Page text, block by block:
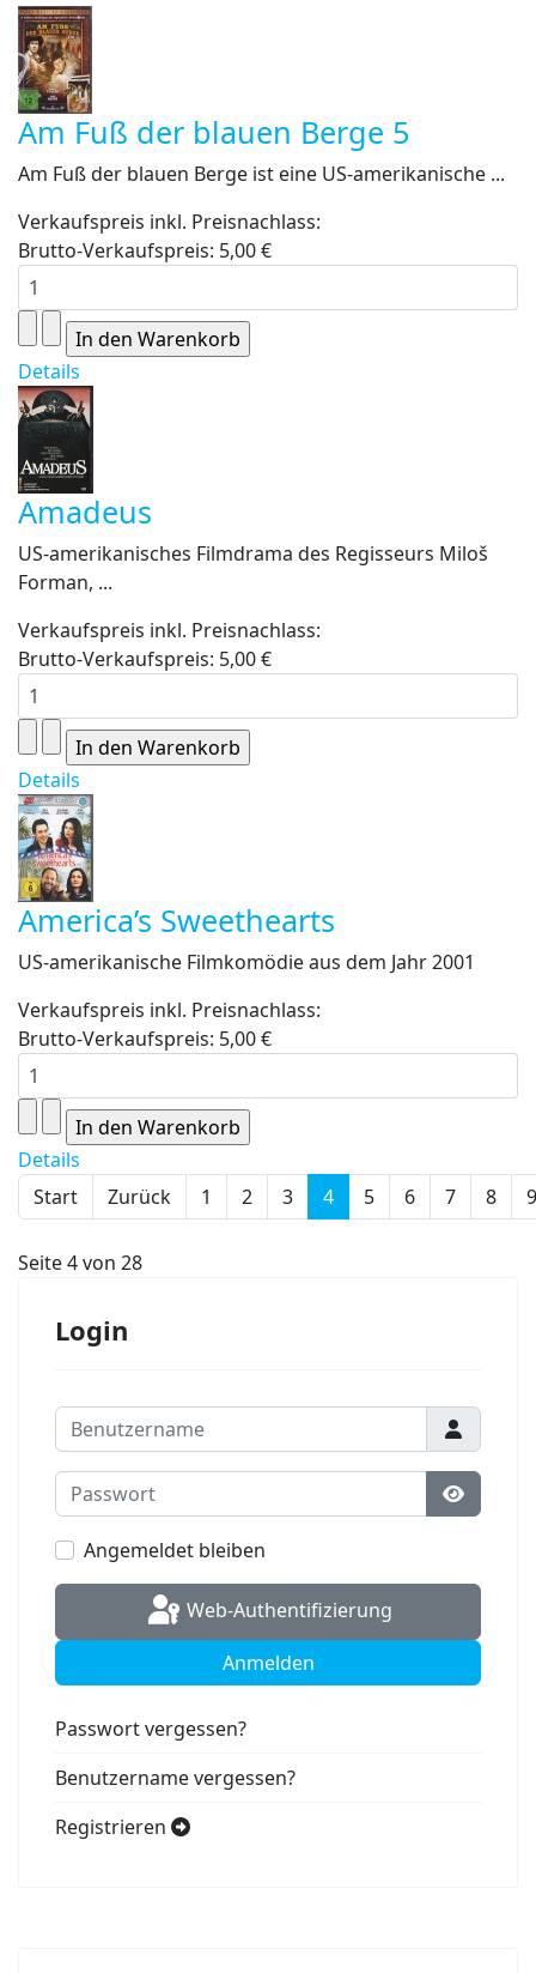
Am Fuß der blauen Berge 5
Am Fuß der blauen Berge ist eine US-amerikanische ...
Verkaufspreis inkl. Preisnachlass:
Brutto-Verkaufspreis: 5,00 €
Details
Amadeus
US-amerikanisches Filmdrama des Regisseurs Miloš
Forman, ...
Verkaufspreis inkl. Preisnachlass:
Brutto-Verkaufspreis: 5,00 €
Details
America’s Sweethearts
US-amerikanische Filmkomödie aus dem Jahr 2001
Verkaufspreis inkl. Preisnachlass:
Brutto-Verkaufspreis: 5,00 €
Details
Start
Zurück 1 2 3 4 5 6 7 8 9
Seite 4 von 28
Login
Benutzername
Passwort
Angemeldet bleiben
Web-Authentifizierung
Anmelden
Passwort vergessen?
Benutzername vergessen?
Registrieren